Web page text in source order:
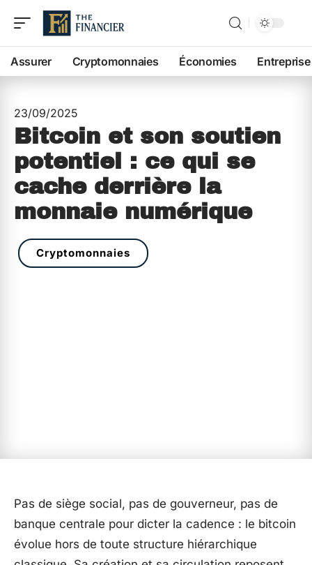
Assurer Cryptomonnaies Économies Entreprise
23/09/2025
Bitcoin et son soutien
potentiel : ce qui se
cache derrière la
monnaie numérique
Cryptomonnaies
Pas de siège social, pas de gouverneur, pas de
banque centrale pour dicter la cadence : le bitcoin
évolue hors de toute structure hiérarchique